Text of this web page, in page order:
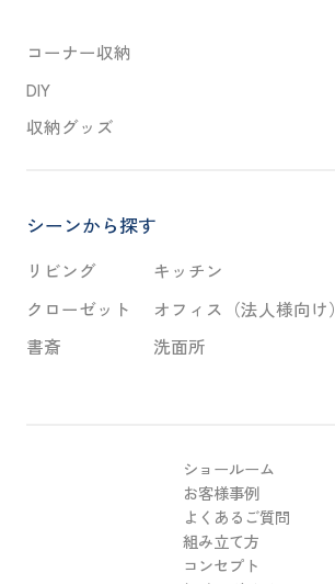
コーナー収納
DIY
収納グッズ
シーンから探す
リビング
クローゼット
書斎
キッチン
オフィス（法人様向け）
洗面所
ショールーム
お客様事例
よくあるご質問
組み立て方
コンセプト